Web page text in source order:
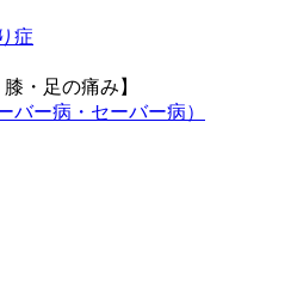
症
・足の痛み】
バー病・セーバー病）